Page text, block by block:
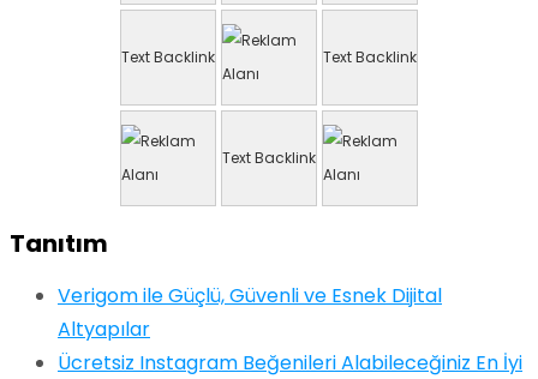
Text Backlink Text Backlink
Text Backlink
Tanıtım
Verigom ile Güçlü, Güvenli ve Esnek Dijital
Altyapılar
Ücretsiz Instagram Beğenileri Alabileceğiniz En İyi